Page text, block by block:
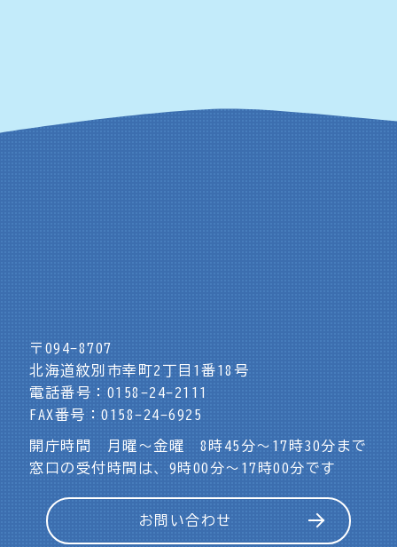
〒094-8707
北海道紋別市幸町2丁目1番18号
電話番号：0158-24-2111
FAX番号：0158-24-6925
開庁時間 月曜～金曜 8時45分～17時30分まで
窓口の受付時間は、9時00分～17時00分です
お問い合わせ